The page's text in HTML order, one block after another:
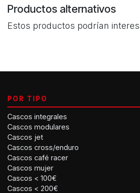
Productos alternativos
Estos productos podrían
POR TIPO
Cascos integrales
Cascos modulares
Cascos jet
Cascos cross/enduro
Cascos café racer
Cascos mujer
Cascos < 100€
Cascos < 200€